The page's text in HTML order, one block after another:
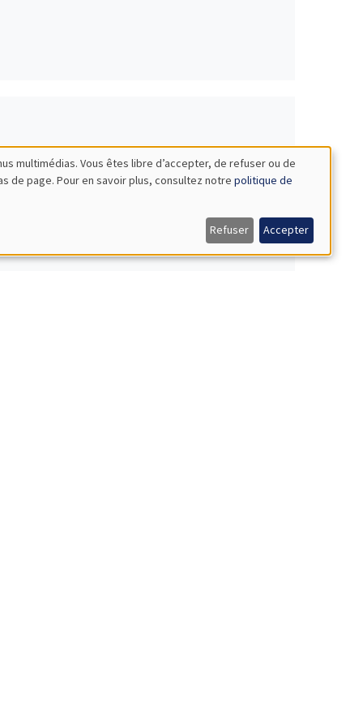
multimédias. Vous êtes libre d’accepter, de refuser ou de
de page. Pour en savoir plus, consultez notre politique de
Refuser Accepter